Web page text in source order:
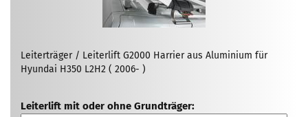
Leiterträger / Leiterlift G2000 Harrier aus Aluminium für
Hyundai H350 L2H2 ( 2006- )
Leiterlift mit oder ohne Grundträger: